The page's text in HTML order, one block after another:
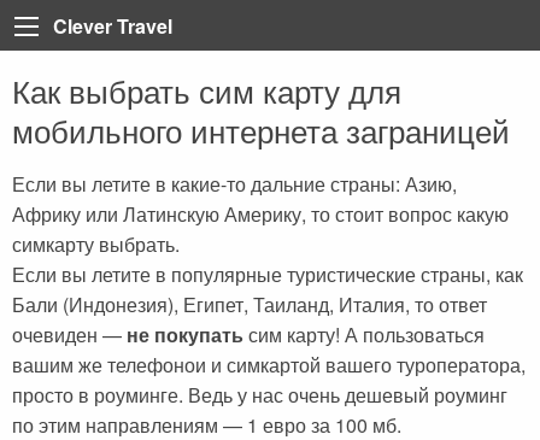
Back
Турция
Back
Анталия
Алания
Мармарис
Кемер
Стамбул
Каппадокия
Олюдениз
Египет
Back
Марса Алам
Шарм-эль-Шейх
Хургада
Iberotel Costa Mares
Доминикана
Греция
Back
Пелопоннес
Крит
Санторини
Закинф (Закинтос)
Испания
Back
Тенерифе
Коста Брава
Ибица
Майорка
Фуэртевентура
Барселона
Италия
Back
Неаполь
Рим
Сардиния
Витербо
Флоренция
Сицилия
Венеция
Франция
Back
Лазурный берег
Париж
Корсика
Back
Тбилиси
Back
Мадейра
Back
Таиланд
Вьетнам
Катар
Бали
Куба
Хайнань (Китай)
Back
Все статьи
Египет
ОАЭ
Регистрация на рейс
Занзибар
Бали
Тенерифе
Back
Болгария
Греция
Грузия
Доминикана
Дубай
Египет
Занзибар
Back
Турция
Египет
Clever Travel
Как выбрать сим карту для
мобильного интернета заграницей
Если вы летите в какие-то дальние страны: Азию,
Африку или Латинскую Америку, то стоит вопрос какую
симкарту выбрать.
Если вы летите в популярные туристические страны, как
Бали (Индонезия), Египет, Таиланд, Италия, то ответ
очевиден — не покупать сим карту! А пользоваться
вашим же телефонои и симкартой вашего туроператора,
просто в роуминге. Ведь у нас очень дешевый роуминг
по этим направлениям — 1 евро за 100 мб.